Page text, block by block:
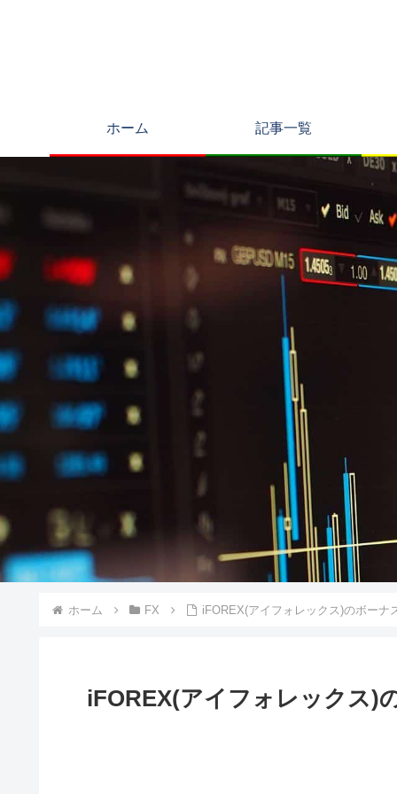
ホーム 記事一覧
ホーム FX iFOREX(アイフォレックス)のボーナ
iFOREX(アイフォレックス)